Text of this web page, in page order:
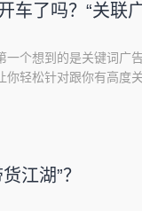
车了吗？“关联
一个想到的是关键词广
你轻松针对跟你有高度
商品时，将会同时看到
江湖”？